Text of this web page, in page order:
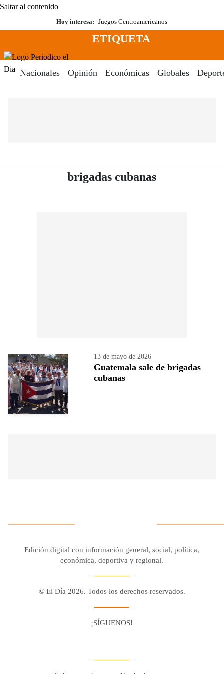
Saltar al contenido
Hoy interesa: Juegos Centroamericanos
Menú
ETIQUETA
Nacionales Opinión Económicas Globales
brigadas cubanas- Periódico
13 de mayo de 2026
Guatemala sale de brigadas
cubanas
Edición digital con información general, social, política,
económica, deportiva y regional.
© El Día 2026. Todos los derechos reservados.
¡SÍGUENOS!